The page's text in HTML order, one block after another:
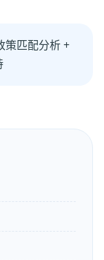
策匹配分析 +